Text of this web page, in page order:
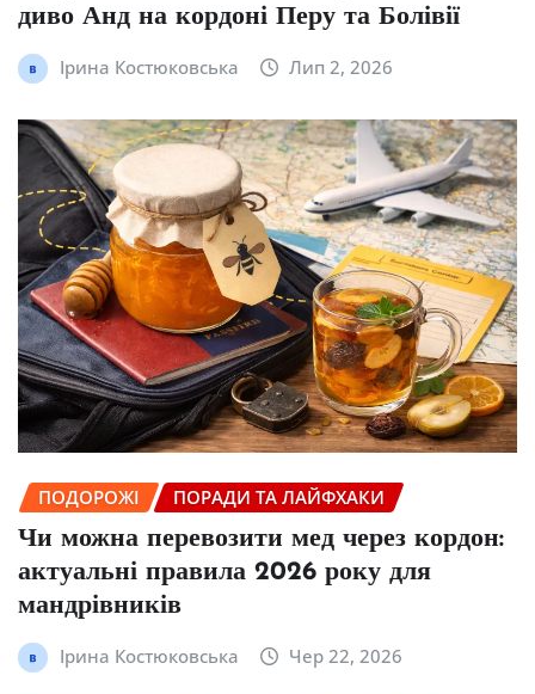
диво Анд на кордоні Перу та Болівії
Ірина Костюковська Лип 2, 2026
ПОДОРОЖІ ПОРАДИ ТА ЛАЙФХАКИ
Чи можна перевозити мед через кордон:
актуальні правила 2026 року для
мандрівників
Ірина Костюковська Чер 22, 2026